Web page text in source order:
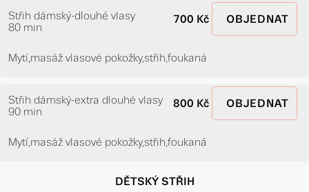
Střih dámský-dlouhé vlasy
80 min
700 Kč OBJEDNAT
Mytí,masáž vlasové pokožky,střih,foukaná
Střih dámský-extra dlouhé vlasy
90 min
800 Kč OBJEDNAT
Mytí,masáž vlasové pokožky,střih,foukaná
DĚTSKÝ STŘIH